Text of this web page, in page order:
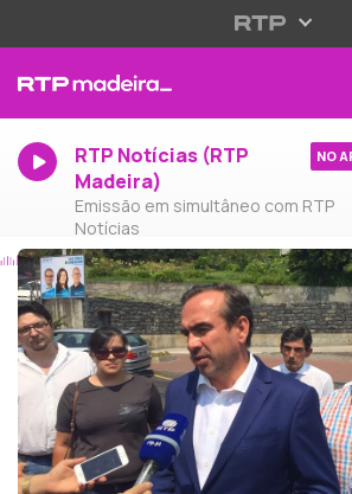
RTP Notícias (RTP
Madeira)
Emissão em simultâneo com RTP
Notícias
NO